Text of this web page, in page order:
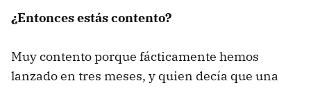
¿Entonces estás contento?
Muy contento porque fácticamente hemos
lanzado en tres meses, y quien decía que una